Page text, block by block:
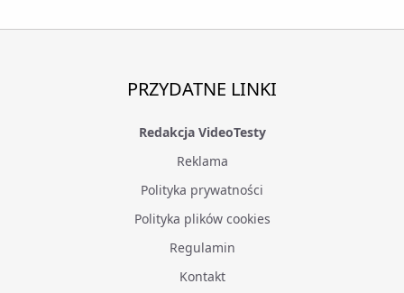
PRZYDATNE LINKI
Redakcja VideoTesty
Reklama
Polityka prywatności
Polityka plików cookies
Regulamin
Kontakt